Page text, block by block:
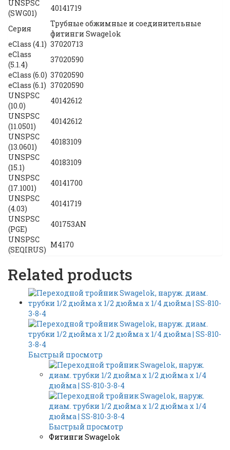
UNSPSC
(SWG01)
40141719
Серия
Трубные обжимные и соединительные
фитинги Swagelok
eClass (4.1) 37020713
eClass
(5.1.4)
37020590
eClass (6.0) 37020590
eClass (6.1) 37020590
UNSPSC
(10.0)
40142612
UNSPSC
(11.0501)
40142612
UNSPSC
(13.0601)
40183109
UNSPSC
(15.1)
40183109
UNSPSC
(17.1001)
40141700
UNSPSC
(4.03)
40141719
UNSPSC
(PGE)
401753AN
UNSPSC
(SEQIRUS)
M4170
Related products
Быстрый просмотр
Быстрый просмотр
Фитинги Swagelok